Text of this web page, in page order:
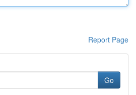
Report Page
Go